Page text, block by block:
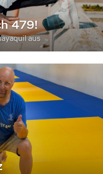
479!
aus